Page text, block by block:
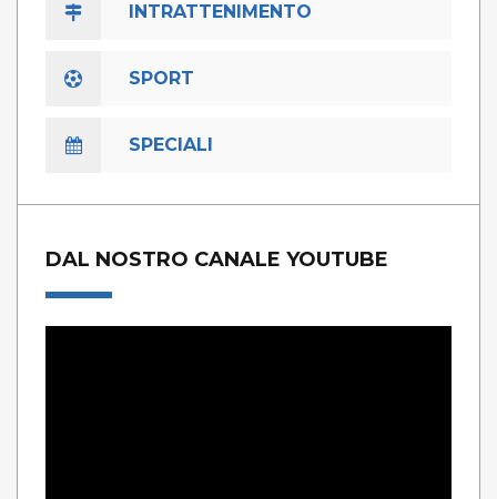
INTRATTENIMENTO
SPORT
SPECIALI
DAL NOSTRO CANALE YOUTUBE